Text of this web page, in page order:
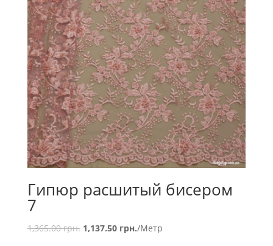
Гипюр расшитый бисером
7
1,365.00грн. 1,137.50 грн./Метр